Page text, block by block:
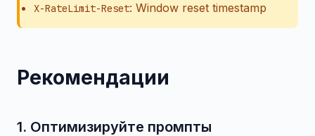
X-RateLimit-Reset: Window reset timestamp
Рекомендации
1. Оптимизируйте промпты